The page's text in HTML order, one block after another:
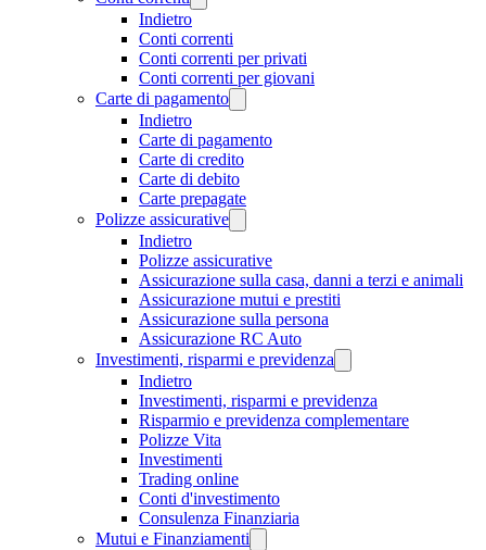
Indietro
Conti correnti
Conti correnti per privati
Conti correnti per giovani
Carte di pagamento
Indietro
Carte di pagamento
Carte di credito
Carte di debito
Carte prepagate
Polizze assicurative
Indietro
Polizze assicurative
Assicurazione sulla casa, danni a terzi e animali
Assicurazione mutui e prestiti
Assicurazione sulla persona
Assicurazione RC Auto
Investimenti, risparmi e previdenza
Indietro
Investimenti, risparmi e previdenza
Risparmio e previdenza complementare
Polizze Vita
Investimenti
Trading online
Conti d'investimento
Consulenza Finanziaria
Mutui e Finanziamenti